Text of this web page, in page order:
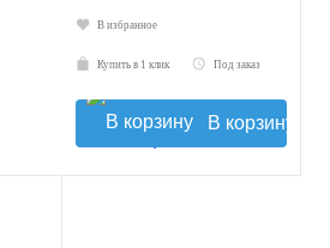
В избранное
Купить в 1 клик Под заказ
В корзину